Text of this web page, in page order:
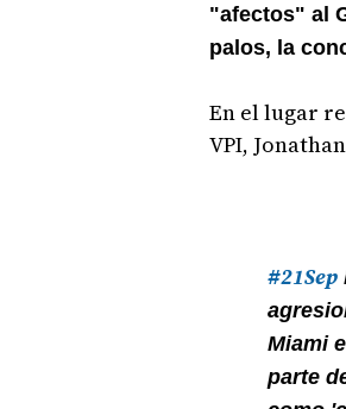
"afectos" al
palos, la
En el lugar
VPI,
#21Sep
Miami
parte